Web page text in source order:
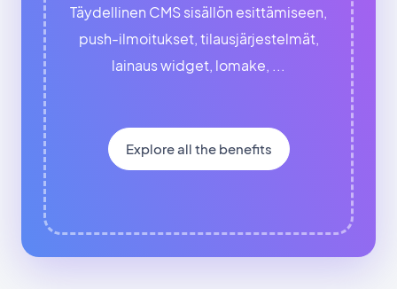
Täydellinen CMS sisällön esittämiseen,
push-ilmoitukset, tilausjärjestelmät,
lainaus widget, lomake, ...
Explore all the benefits